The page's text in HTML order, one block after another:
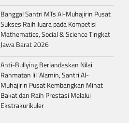
Bangga! Santri MTs Al-Muhajirin Pusat
Sukses Raih Juara pada Kompetisi
Mathematics, Social & Science Tingkat
Jawa Barat 2026
Anti-Bullying Berlandaskan Nilai
Rahmatan lil ‘Alamin, Santri Al-
Muhajirin Pusat Kembangkan Minat
Bakat dan Raih Prestasi Melalui
Ekstrakurikuler